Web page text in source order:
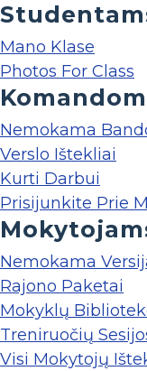
Mano Klase
Photos For Class
Nemokama
Verslo Ištekliai
Kurti Darbui
Prisijunkite Prie
Nemokama
Rajono Paketai
Mokyklų
Treniruočių
Visi Mokytojų